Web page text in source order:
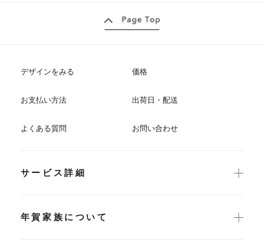
デザインをみる 価格
お支払い方法 出荷日・配送
よくある質問 お問い合わせ
サービス詳細
年賀家族について